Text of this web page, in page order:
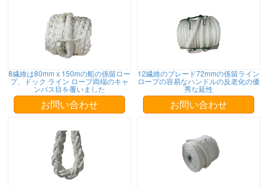
8繊維は80mm x 150mの船の係留ロー
プ、ドック ライン ロープ両端のキャ
ンバス目を覆いました
お問い合わせ
12繊維のブレード72mmの係留ライン
ロープの容易なハンドルの反老化の優
秀な延性
お問い合わせ